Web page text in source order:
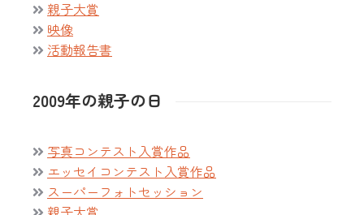
親子大賞
映像
活動報告書
2009年の親子の日
写真コンテスト入賞作品
エッセイコンテスト入賞作品
スーパーフォトセッション